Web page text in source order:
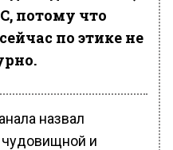
потому что
по этике не
назвал
и